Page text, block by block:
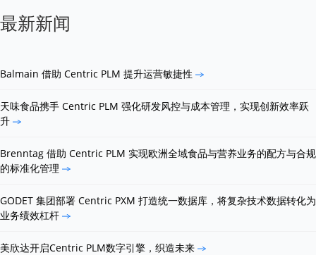
最新新闻
Balmain 借助 Centric PLM 提升运营敏捷性
天味食品携手 Centric PLM 强化研发风控与成本管理，实现创新效率跃
升
Brenntag 借助 Centric PLM 实现欧洲全域食品与营养业务的配方与合规
的标准化管理
GODET 集团部署 Centric PXM 打造统一数据库，将复杂技术数据转化为
业务绩效杠杆
美欣达开启Centric PLM数字引擎，织造未来